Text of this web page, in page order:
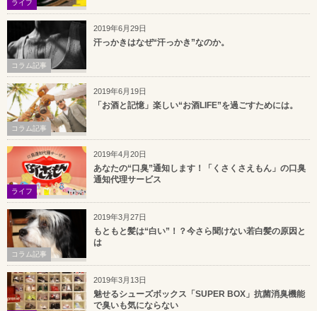
ライフ
2019年6月29日
コラム記事
汗っかきはなぜ“汗っかき”なのか。
2019年6月19日
コラム記事
「お酒と記憶」楽しい“お酒LIFE”を過ごすためには。
2019年4月20日
ライフ
あなたの“口臭”通知します！「くさくさえもん」の口臭
通知代理サービス
2019年3月27日
コラム記事
もともと髪は“白い”！？今さら聞けない若白髪の原因と
は
2019年3月13日
魅せるシューズボックス「SUPER BOX」抗菌消臭機能
で臭いも気にならない